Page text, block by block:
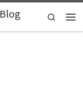
Search